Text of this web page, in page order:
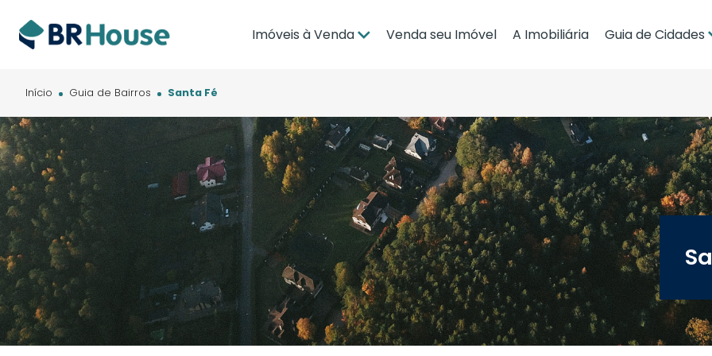
Imóveis à Venda
Imóveis em Cuiabá
Venda seu Imóvel A Imobiliária Guia de Cidades
Cuiabá
Guia de Regiões
Início Guia de Bairros Santa Fé